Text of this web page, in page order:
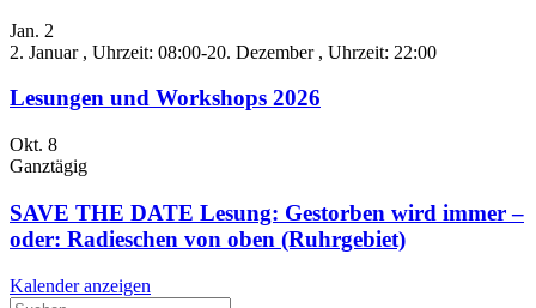
Jan. 2
2. Januar , Uhrzeit: 08:00-20. Dezember , Uhrzeit: 22:00
Lesungen und Workshops 2026
Okt. 8
Ganztägig
SAVE THE DATE Lesung: Gestorben wird immer –
oder: Radieschen von oben (Ruhrgebiet)
Kalender anzeigen